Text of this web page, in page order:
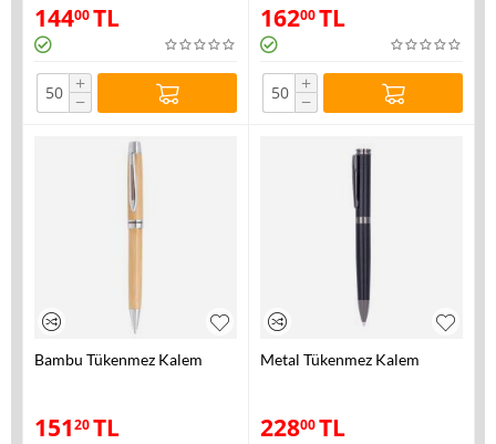
14400TL
+
−
16200TL
+
−
Bambu Tükenmez Kalem
15120TL
Metal Tükenmez Kalem
22800TL